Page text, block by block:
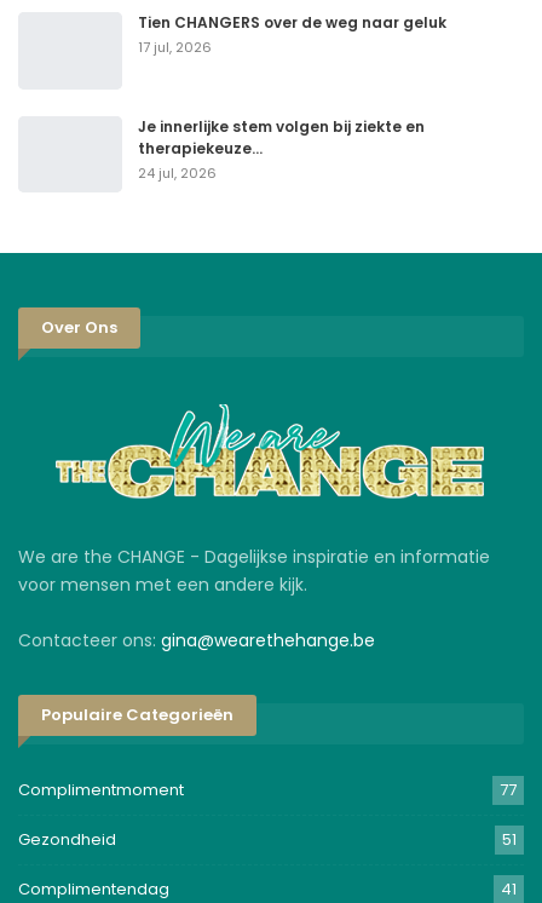
Tien CHANGERS over de weg naar geluk
17 jul, 2026
Je innerlijke stem volgen bij ziekte en
therapiekeuze…
24 jul, 2026
Over Ons
We are the CHANGE - Dagelijkse inspiratie en informatie
voor mensen met een andere kijk.
Contacteer ons: gina@wearethehange.be
Populaire Categorieën
Complimentmoment 77
Gezondheid 51
Complimentendag 41